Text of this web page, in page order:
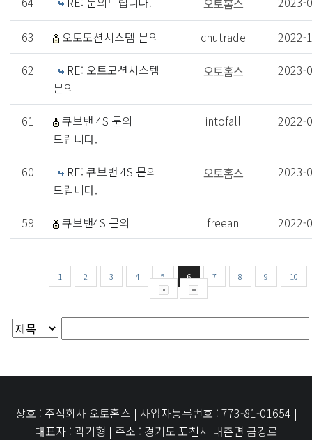
63 오토모션시스템 문의 cnutrade
2022-
62
RE: 오토모션시스템
문의
2023-
61
큐브밴 4S 문의
드립니다.
intofall 2022-
60
RE: 큐브밴 4S 문의
드립니다.
2023-
59 큐브밴4S 문의 freean 2022-
1 2 3 4 5 6 7 8 9 10
상호 : 주식회사 오토홈스 | 사업자등록번호 : 773-81-01654 |
대표자 : 곽기형 | 주소 : 경기도 포천시 내촌면 금강로